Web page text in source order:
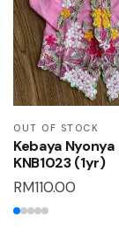
OUT OF STOCK
Kebaya
KNB1023 (1yr)
RM110.00